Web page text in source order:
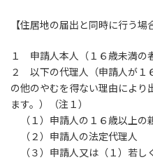
【住居地の届出と同時に行う場
１ 申請人本人（１６歳未満の
２ 以下の代理人（申請人が１
の他のやむを得ない理由により
ます。）（注１）
（１）申請人の１６歳以上の
（２）申請人の法定代理人
（３）申請人又は（１）若し